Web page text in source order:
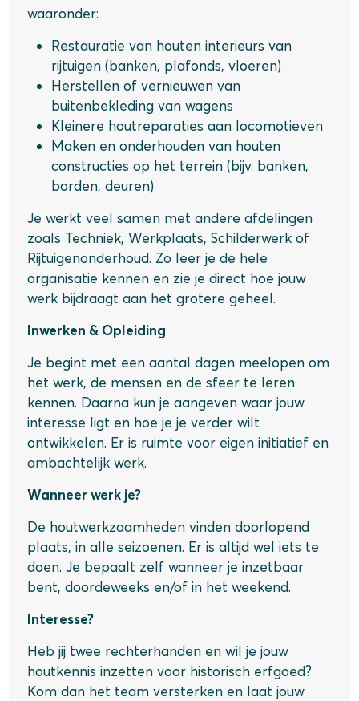
waaronder:
Restauratie van houten interieurs van
rijtuigen (banken, plafonds, vloeren)
Herstellen of vernieuwen van
buitenbekleding van wagens
Kleinere houtreparaties aan locomotieven
Maken en onderhouden van houten
constructies op het terrein (bijv. banken,
borden, deuren)
Je werkt veel samen met andere afdelingen
zoals Techniek, Werkplaats, Schilderwerk of
Rijtuigenonderhoud. Zo leer je de hele
organisatie kennen en zie je direct hoe jouw
werk bijdraagt aan het grotere geheel.
Inwerken & Opleiding
Je begint met een aantal dagen meelopen om
het werk, de mensen en de sfeer te leren
kennen. Daarna kun je aangeven waar jouw
interesse ligt en hoe je je verder wilt
ontwikkelen. Er is ruimte voor eigen initiatief en
ambachtelijk werk.
Wanneer werk je?
De houtwerkzaamheden vinden doorlopend
plaats, in alle seizoenen. Er is altijd wel iets te
doen. Je bepaalt zelf wanneer je inzetbaar
bent, doordeweeks en/of in het weekend.
Interesse?
Heb jij twee rechterhanden en wil je jouw
houtkennis inzetten voor historisch erfgoed?
Kom dan het team versterken en laat jouw